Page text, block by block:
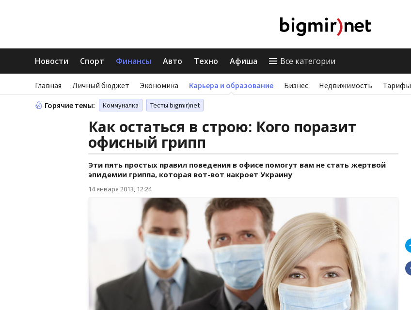
Новости Спорт Финансы Авто Техно Афиша Все категории
Главная Личный бюджет Экономика Карьера и образование Бизнес Недвижимость Тарифы
Горячие темы: Коммуналка Тесты bigmir)net
Как остаться в строю: Кого поразит
офисный грипп
Эти пять простых правил поведения в офисе помогут вам не стать жертвой
эпидемии гриппа, которая вот-вот накроет Украину
14 января 2013, 12:24